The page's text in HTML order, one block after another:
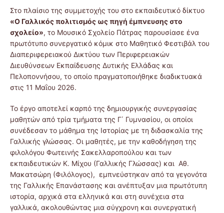
Στο πλαίσιο της συμμετοχής του στο εκπαιδευτικό δίκτυο
«Ο Γαλλικός πολιτισμός ως πηγή έμπνευσης στο
σχολείο», το Μουσικό Σχολείο Πάτρας παρουσίασε ένα
πρωτότυπο συνεργατικό κόμικ στο Μαθητικό Φεστιβάλ του
Διαπεριφερειακού Δικτύου των Περιφερειακών
Διευθύνσεων Εκπαίδευσης Δυτικής Ελλάδας και
Πελοποννήσου, το οποίο πραγματοποιήθηκε διαδικτυακά
στις 11 Μαΐου 2026.
Το έργο αποτελεί καρπό της δημιουργικής συνεργασίας
μαθητών από τρία τμήματα της Γ΄ Γυμνασίου, οι οποίοι
συνέδεσαν το μάθημα της Ιστορίας με τη διδασκαλία της
Γαλλικής γλώσσας. Οι μαθητές, με την καθοδήγηση της
φιλολόγου Φωτεινής Σακελλαροπούλου και των
εκπαιδευτικών Κ. Μίχου (Γαλλικής Γλώσσας) και Αθ.
Μακατσώρη (Φιλόλογος), εμπνεύστηκαν από τα γεγονότα
της Γαλλικής Επανάστασης και ανέπτυξαν μια πρωτότυπη
ιστορία, αρχικά στα ελληνικά και στη συνέχεια στα
γαλλικά, ακολουθώντας μια σύγχρονη και συνεργατική